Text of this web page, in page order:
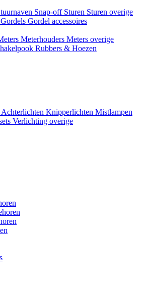
Snap-off Sturen Sturen overige
Gordels Gordel accessoires
Meterhouders Meters overige
Rubbers & Hoezen
Achterlichten Knipperlichten Mistlampen
Verlichting overige